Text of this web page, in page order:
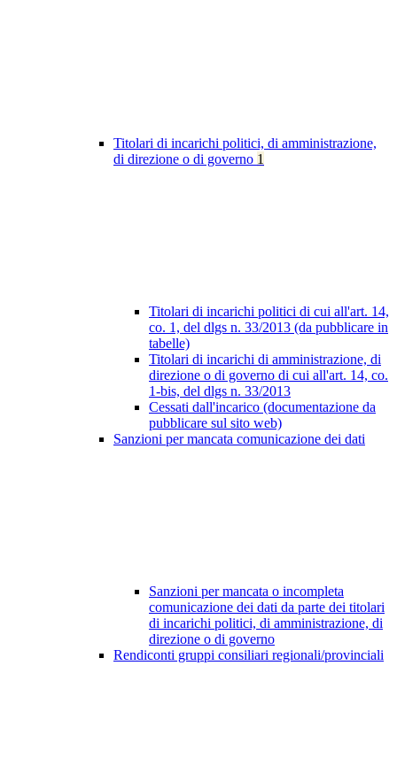
Titolari di incarichi politici, di amministrazione,
di direzione o di governo 1
Titolari di incarichi politici di cui all'art. 14,
co. 1, del dlgs n. 33/2013 (da pubblicare in
tabelle)
Titolari di incarichi di amministrazione, di
direzione o di governo di cui all'art. 14, co.
1-bis, del dlgs n. 33/2013
Cessati dall'incarico (documentazione da
pubblicare sul sito web)
Sanzioni per mancata comunicazione dei dati
Sanzioni per mancata o incompleta
comunicazione dei dati da parte dei titolari
di incarichi politici, di amministrazione, di
direzione o di governo
Rendiconti gruppi consiliari regionali/provinciali